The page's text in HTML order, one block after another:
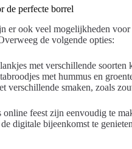
de perfecte borrel
er ook veel mogelijkheden
de volgende opties:
met verschillende soorten
met hummus en
verschillende smaken, zoals
feest zijn eenvoudig te
digitale bijeenkomst te